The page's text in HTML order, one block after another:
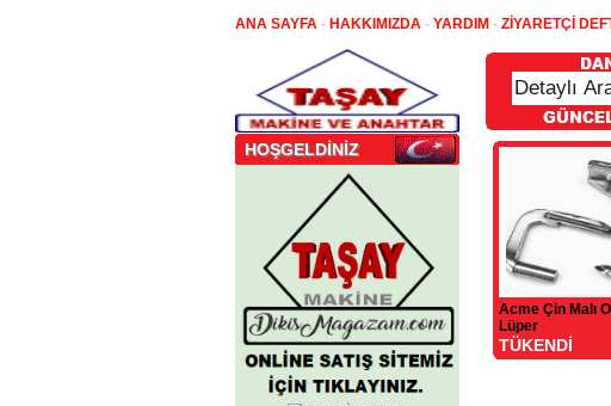
ANA SAYFA - HAKKIMIZDA - YARDIM - ZİYARETÇİ
HOŞGELDİNİZ
Acme Çin Malı
Lüper
TÜKENDİ